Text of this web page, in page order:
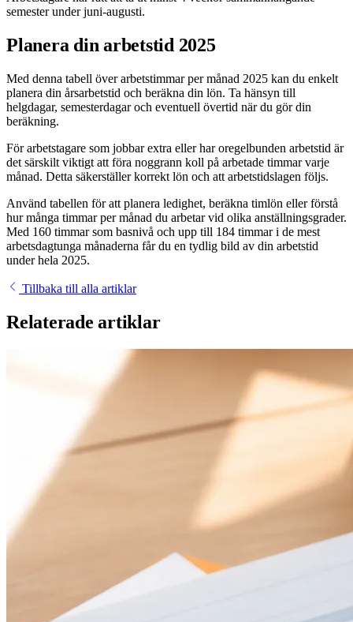
semester under juni-augusti.
Planera din arbetstid 2025
Med denna tabell över arbetstimmar per månad 2025 kan du enkelt
planera din årsarbetstid och beräkna din lön. Ta hänsyn till
helgdagar, semesterdagar och eventuell övertid när du gör din
beräkning.
För arbetstagare som jobbar extra eller har oregelbunden arbetstid är
det särskilt viktigt att föra noggrann koll på arbetade timmar varje
månad. Detta säkerställer korrekt lön och att arbetstidslagen följs.
Använd tabellen för att planera ledighet, beräkna timlön eller förstå
hur många timmar per månad du arbetar vid olika anställningsgrader.
Med 160 timmar som basnivå och upp till 184 timmar i de mest
arbetsdagtunga månaderna får du en tydlig bild av din arbetstid
under hela 2025.
Tillbaka till alla artiklar
Relaterade artiklar